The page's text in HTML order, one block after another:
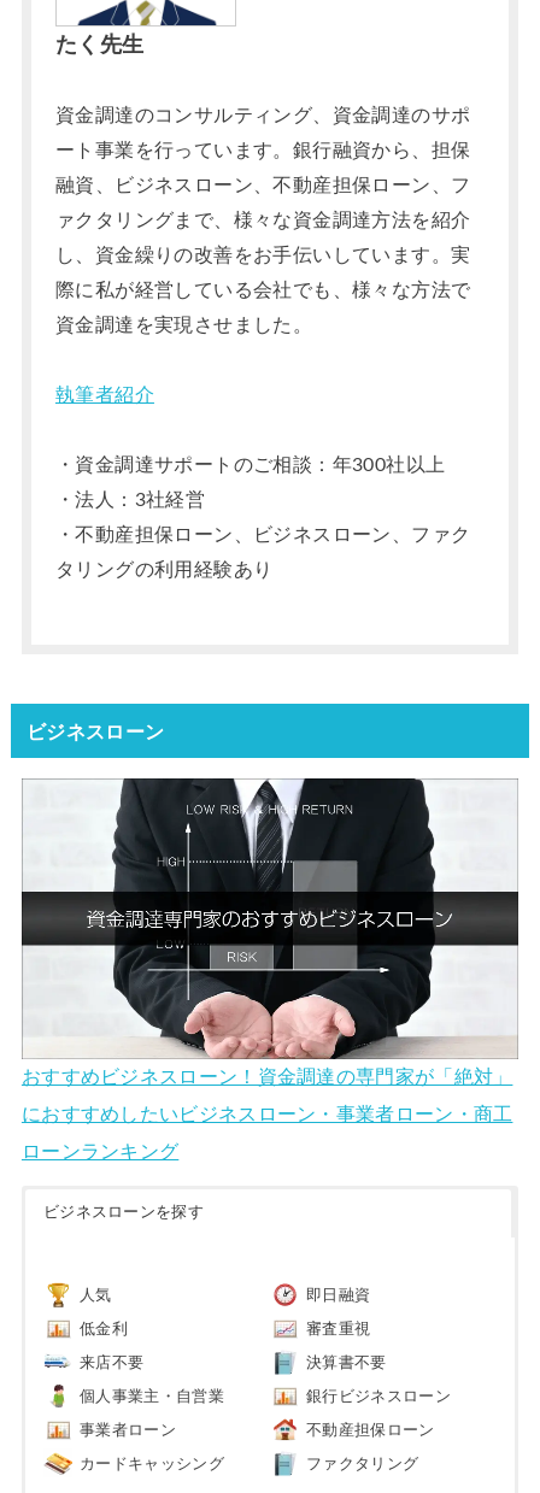
たく先生
資金調達のコンサルティング、資金調達のサポ
ート事業を行っています。銀行融資から、担保
融資、ビジネスローン、不動産担保ローン、フ
ァクタリングまで、様々な資金調達方法を紹介
し、資金繰りの改善をお手伝いしています。実
際に私が経営している会社でも、様々な方法で
資金調達を実現させました。
執筆者紹介
・資金調達サポートのご相談：年300社以上
・法人：3社経営
・不動産担保ローン、ビジネスローン、ファク
タリングの利用経験あり
ビジネスローン
おすすめビジネスローン！資金調達の専門家が「絶対」
におすすめしたいビジネスローン・事業者ローン・商工
ローンランキング
ビジネスローンを探す
人気 即日融資
低金利 審査重視
来店不要 決算書不要
個人事業主・自営業 銀行ビジネスローン
事業者ローン 不動産担保ローン
カードキャッシング ファクタリング